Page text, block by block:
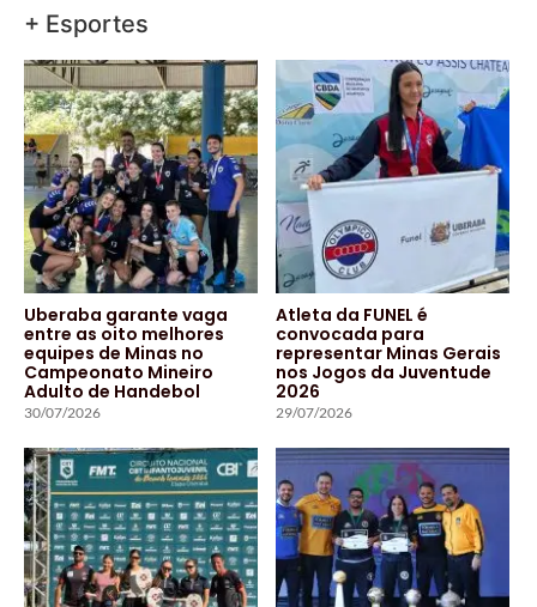
+ Esportes
Uberaba garante vaga
entre as oito melhores
equipes de Minas no
Campeonato Mineiro
Adulto de Handebol
30/07/2026
Atleta da FUNEL é
convocada para
representar Minas Gerais
nos Jogos da Juventude
2026
29/07/2026